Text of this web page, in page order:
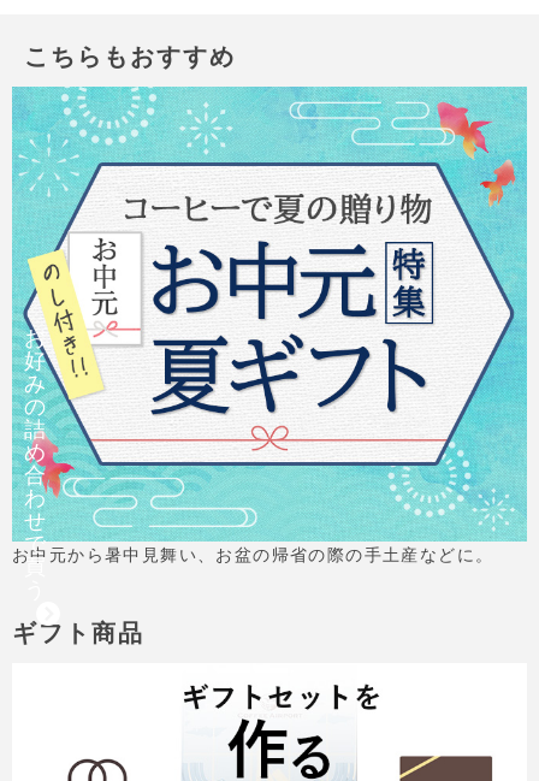
こちらもおすすめ
お中元から暑中見舞い、お盆の帰省の際の手土産などに。
ギフト商品
お
好
み
の
詰
め
合
わ
せ
で
買